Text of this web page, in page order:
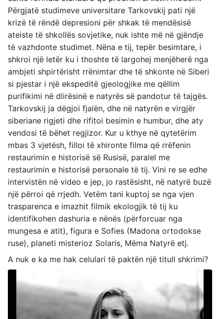
Përgjatë studimeve universitare Tarkovskij pati një
krizë të rëndë depresioni për shkak të mendësisë
ateiste të shkollës sovjetike, nuk ishte më në gjëndje
të vazhdonte studimet. Nëna e tij, tepër besimtare, i
shkroi një letër ku i thoshte të largohej menjëherë nga
ambjeti shpirtërisht rrënimtar dhe të shkonte në Siberi
si pjestar i një ekspeditë gjeologjike me qëllim
purifikimi në dlirësinë e natyrës së pandotur të tajgës.
Tarkovskij ja dëgjoi fjalën, dhe në natyrën e virgjër
siberiane rigjeti dhe rifitoi besimin e humbur, dhe aty
vendosi të bëhet regjizor. Kur u kthye në qytetërim
mbas 3 vjetësh, filloi të xhironte filma që rrëfenin
restaurimin e historisë së Rusisë, paralel me
restaurimin e historisë personale të tij. Vini re se edhe
intervistën në video e jep, jo rastësisht, në natyrë buzë
një përroi që rrjedh. Vetëm tani kuptoj se nga vjen
trasparenca e imazhit filmik ekologjik të tij ku
identifikohen dashuria e nënës (përforcuar nga
mungesa e atit), figura e Sofies (Madona ortodokse
ruse), planeti misterioz Solaris, Mëma Natyrë etj.
A nuk e ka me hak celulari të paktën një titull shkrimi?